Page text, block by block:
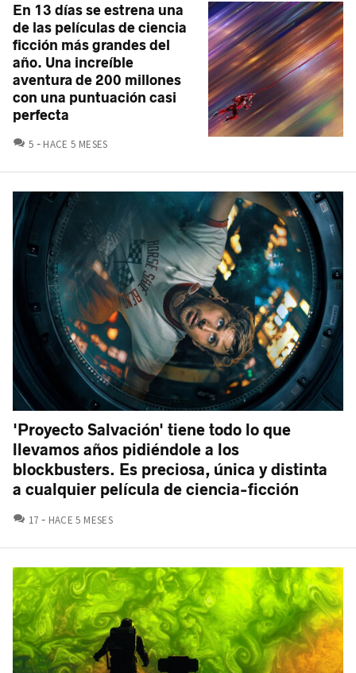
En 13 días se estrena una
de las películas de ciencia
ficción más grandes del
año. Una increíble
aventura de 200 millones
con una puntuación casi
perfecta
5 COMENTARIOS
HACE 5 MESES
'Proyecto Salvación' tiene todo lo que
llevamos años pidiéndole a los
blockbusters. Es preciosa, única y distinta
a cualquier película de ciencia-ficción
17 COMENTARIOS
HACE 5 MESES